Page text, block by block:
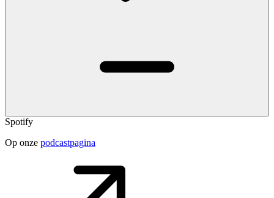
Spotify
Op onze podcastpagina